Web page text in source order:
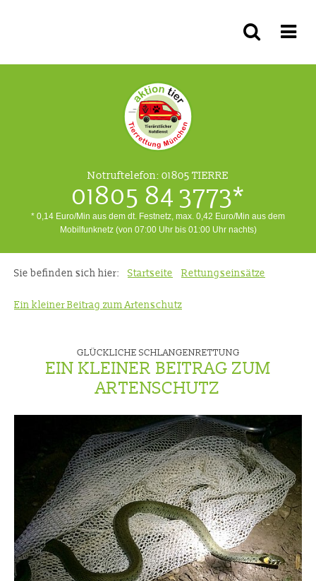
Notruftelefon: 01805 TIERRE
01805 84 3773*
* 0,14 Euro/Min aus dem dt. Festnetz, max. 0,42 Euro/Min aus dem
Mobilfunknetz (von 07:00 Uhr bis 01:00 Uhr nachts)
Sie befinden sich hier: Startseite Rettungseinsätze
Ein kleiner Beitrag zum Artenschutz
GLÜCKLICHE SCHLANGENRETTUNG
EIN KLEINER BEITRAG ZUM
ARTENSCHUTZ